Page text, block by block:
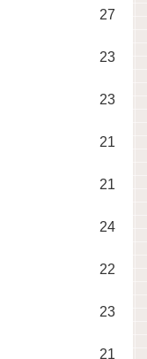
27
23
23
21
21
24
22
23
21